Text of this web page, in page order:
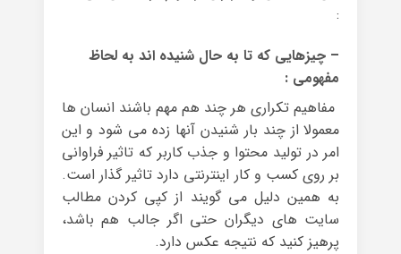
:
– چیزهایی که تا به حال شنیده اند به لحاظ
مفهومی :
مفاهیم تکراری هر چند هم مهم باشند انسان ها
معمولا از چند بار شنیدن آنها زده می شود و این
امر در تولید محتوا و جذب کاربر که تاثیر فراوانی
بر روی کسب و کار اینترنتی دارد تاثیر گذار است.
به همین دلیل می گویند از کپی کردن مطالب
سایت های دیگران حتی اگر جالب هم باشد،
پرهیز کنید که نتیجه عکس دارد.